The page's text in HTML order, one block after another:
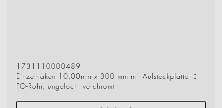
1731110000489
Einzelhaken 10,00mm x 300 mm mit Aufsteckplatte für
FO-Rohr, ungelocht verchromt